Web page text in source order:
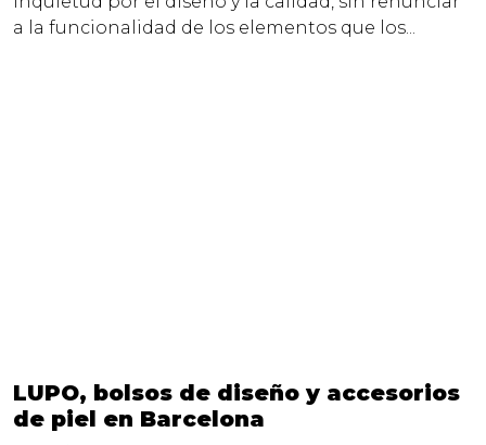
a la funcionalidad de los elementos que los...
LUPO, bolsos de diseño y accesorios
de piel en Barcelona